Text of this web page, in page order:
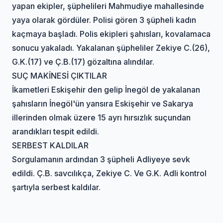
yapan ekipler, şüphelileri Mahmudiye mahallesinde
yaya olarak gördüler. Polisi gören 3 şüpheli kadın
kaçmaya başladı. Polis ekipleri şahısları, kovalamaca
sonucu yakaladı. Yakalanan şüpheliler Zekiye C.(26),
G.K.(17) ve Ç.B.(17) gözaltına alındılar.
SUÇ MAKİNESİ ÇIKTILAR
İkametleri Eskişehir den gelip İnegöl de yakalanan
şahısların İnegöl'ün yansıra Eskişehir ve Sakarya
illerinden olmak üzere 15 ayrı hırsızlık suçundan
arandıkları tespit edildi.
SERBEST KALDILAR
Sorgulamanın ardından 3 şüpheli Adliyeye sevk
edildi. Ç.B. savcılıkça, Zekiye C. Ve G.K. Adli kontrol
şartıyla serbest kaldılar.